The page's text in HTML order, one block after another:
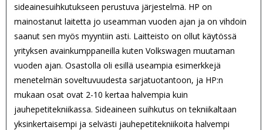
sideainesuihkutukseen perustuva järjestelmä. HP on
mainostanut laitetta jo useamman vuoden ajan ja on vihdoin
saanut sen myös myyntiin asti. Laitteisto on ollut käytössä
yrityksen avainkumppaneilla kuten Volkswagen muutaman
vuoden ajan. Osastolla oli esillä useampia esimerkkejä
menetelmän soveltuvuudesta sarjatuotantoon, ja HP:n
mukaan osat ovat 2-10 kertaa halvempia kuin
jauhepetitekniikassa. Sideaineen suihkutus on tekniikaltaan
yksinkertaisempi ja selvästi jauhepetitekniikoita halvempi